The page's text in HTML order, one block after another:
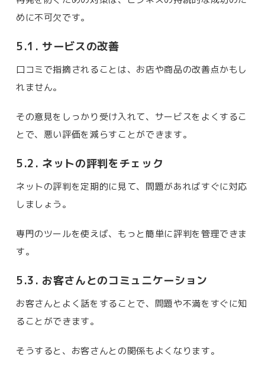
めに不可欠です。
5.1. サービスの改善
口コミで指摘されることは、お店や商品の改善点かもし
れません。
その意見をしっかり受け入れて、サービスをよくするこ
とで、悪い評価を減らすことができます。
5.2. ネットの評判をチェック
ネットの評判を定期的に見て、問題があればすぐに対応
しましょう。
専門のツールを使えば、もっと簡単に評判を管理できま
す。
5.3. お客さんとのコミュニケーション
お客さんとよく話をすることで、問題や不満をすぐに知
ることができます。
そうすると、お客さんとの関係もよくなります。